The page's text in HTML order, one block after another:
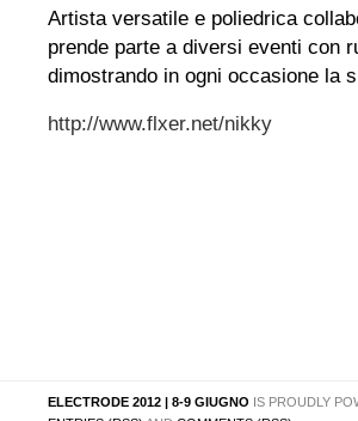
Artista versatile e poliedrica
prende parte a diversi eventi con
dimostrando in ogni occasione la
http://www.flxer.net/nikky
ELECTRODE 2012 | 8-9 GIUGNO IS PROUDLY